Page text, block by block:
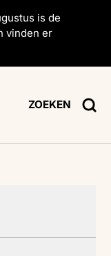
is de
vinden er
ZOEKEN